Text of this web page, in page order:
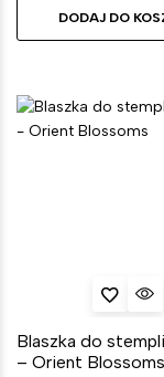
DODAJ DO
Blaszka do
– Orient Blossoms